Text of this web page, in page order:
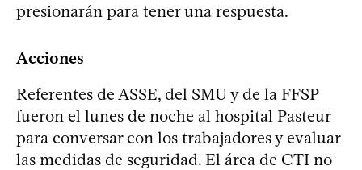
presionarán para tener una respuesta.
Acciones
Referentes de ASSE, del SMU y de la FFSP
fueron el lunes de noche al hospital Pasteur
para conversar con los trabajadores y evaluar
las medidas de seguridad. El área de CTI no